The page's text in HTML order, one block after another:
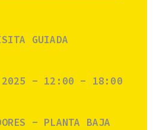
GUIADA
2025 - 12:00 - 18:00
- PLANTA BAJA